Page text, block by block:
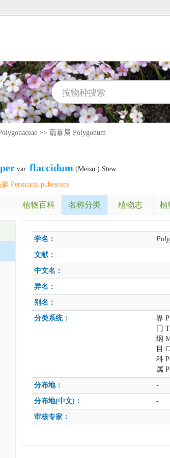
>> 萹蓄属 Polygonum
var. flaccidum (Meisn.) Stew.
Persicaria pubescens
植物百科 名称分类 植物志 植
学名：
文献：
中文名：
异名：
别名：
分类系统：
界
门
纲
目
科
属
分布地： -
分布地(中文)： -
审核专家：